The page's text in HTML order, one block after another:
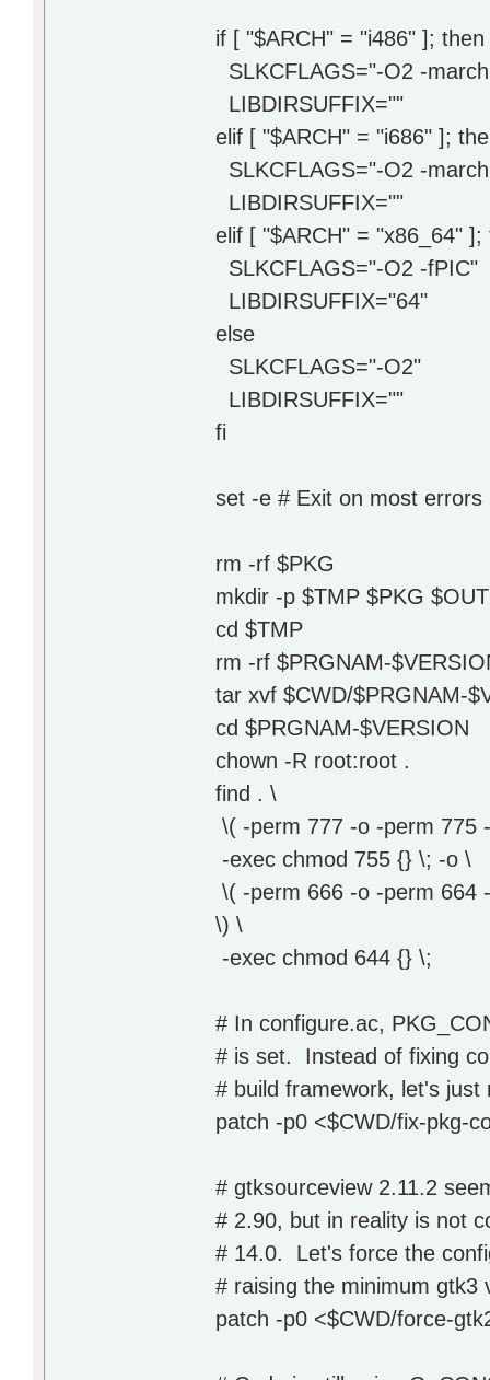
if [ "$ARCH" = "i486" ]; then
SLKCFLAGS="-O2 -
LIBDIRSUFFIX=""
elif [ "$ARCH" = "i686" ];
SLKCFLAGS="-O2 -
LIBDIRSUFFIX=""
elif [ "$ARCH" = "x86_64" ];
SLKCFLAGS="-O2 -fPIC"
LIBDIRSUFFIX="64"
else
SLKCFLAGS="-O2"
LIBDIRSUFFIX=""
fi
set -e # Exit on most errors
rm -rf $PKG
mkdir -p $TMP $PKG
cd $TMP
rm -rf $PRGNAM-
tar xvf $CWD/$PRGNAM-
cd $PRGNAM-$VERSION
chown -R root:root .
find . \
\( -perm 777 -o -perm 775
-exec chmod 755 {} \; -o \
\( -perm 666 -o -perm 664
\) \
-exec chmod 644 {} \;
# In configure.ac,
# is set. Instead of fixing
# build framework, let's
patch -p0 <$CWD/fix-pkg-
# gtksourceview 2.11.2
# 2.90, but in reality is not
# 14.0. Let's force the
# raising the minimum gtk3
patch -p0 <$CWD/force-